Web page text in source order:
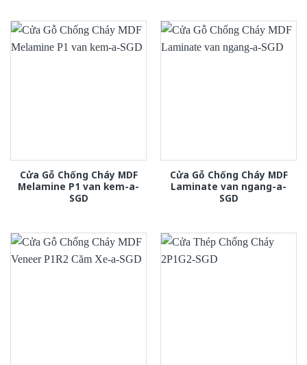
Cửa Gỗ Chống Cháy MDF
Melamine P1 van kem-a-
SGD
Cửa Gỗ Chống Cháy MDF
Laminate van ngang-a-
SGD